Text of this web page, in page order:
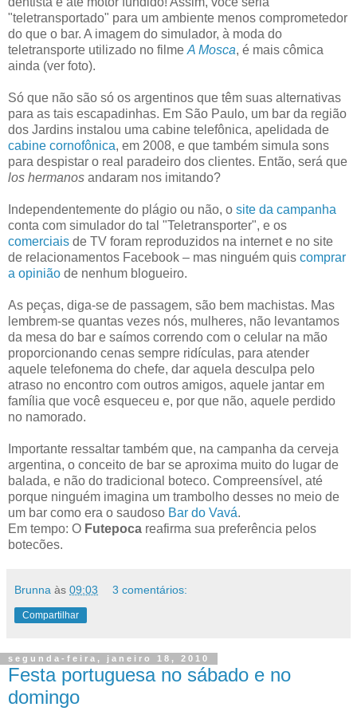
"teletransportado" para um ambiente menos comprometedor
do que o bar. A imagem do simulador, à moda do
teletransporte utilizado no filme A Mosca, é mais cômica
ainda (ver foto).
Só que não são só os argentinos que têm suas alternativas
para as tais escapadinhas. Em São Paulo, um bar da região
dos Jardins instalou uma cabine telefônica, apelidada de
cabine cornofônica, em 2008, e que também simula sons
para despistar o real paradeiro dos clientes. Então, será que
los hermanos andaram nos imitando?
Independentemente do plágio ou não, o site da campanha
conta com simulador do tal "Teletransporter", e os
comerciais de TV foram reproduzidos na internet e no site
de relacionamentos Facebook – mas ninguém quis comprar
a opinião de nenhum blogueiro.
As peças, diga-se de passagem, são bem machistas. Mas
lembrem-se quantas vezes nós, mulheres, não levantamos
da mesa do bar e saímos correndo com o celular na mão
proporcionando cenas sempre ridículas, para atender
aquele telefonema do chefe, dar aquela desculpa pelo
atraso no encontro com outros amigos, aquele jantar em
família que você esqueceu e, por que não, aquele perdido
no namorado.
Importante ressaltar também que, na campanha da cerveja
argentina, o conceito de bar se aproxima muito do lugar de
balada, e não do tradicional boteco. Compreensível, até
porque ninguém imagina um trambolho desses no meio de
um bar como era o saudoso Bar do Vavá.
Em tempo: O Futepoca reafirma sua preferência pelos
botecões.
Brunna às 09:03 3 comentários:
Compartilhar
segunda-feira, janeiro 18, 2010
Festa portuguesa no sábado e no
domingo